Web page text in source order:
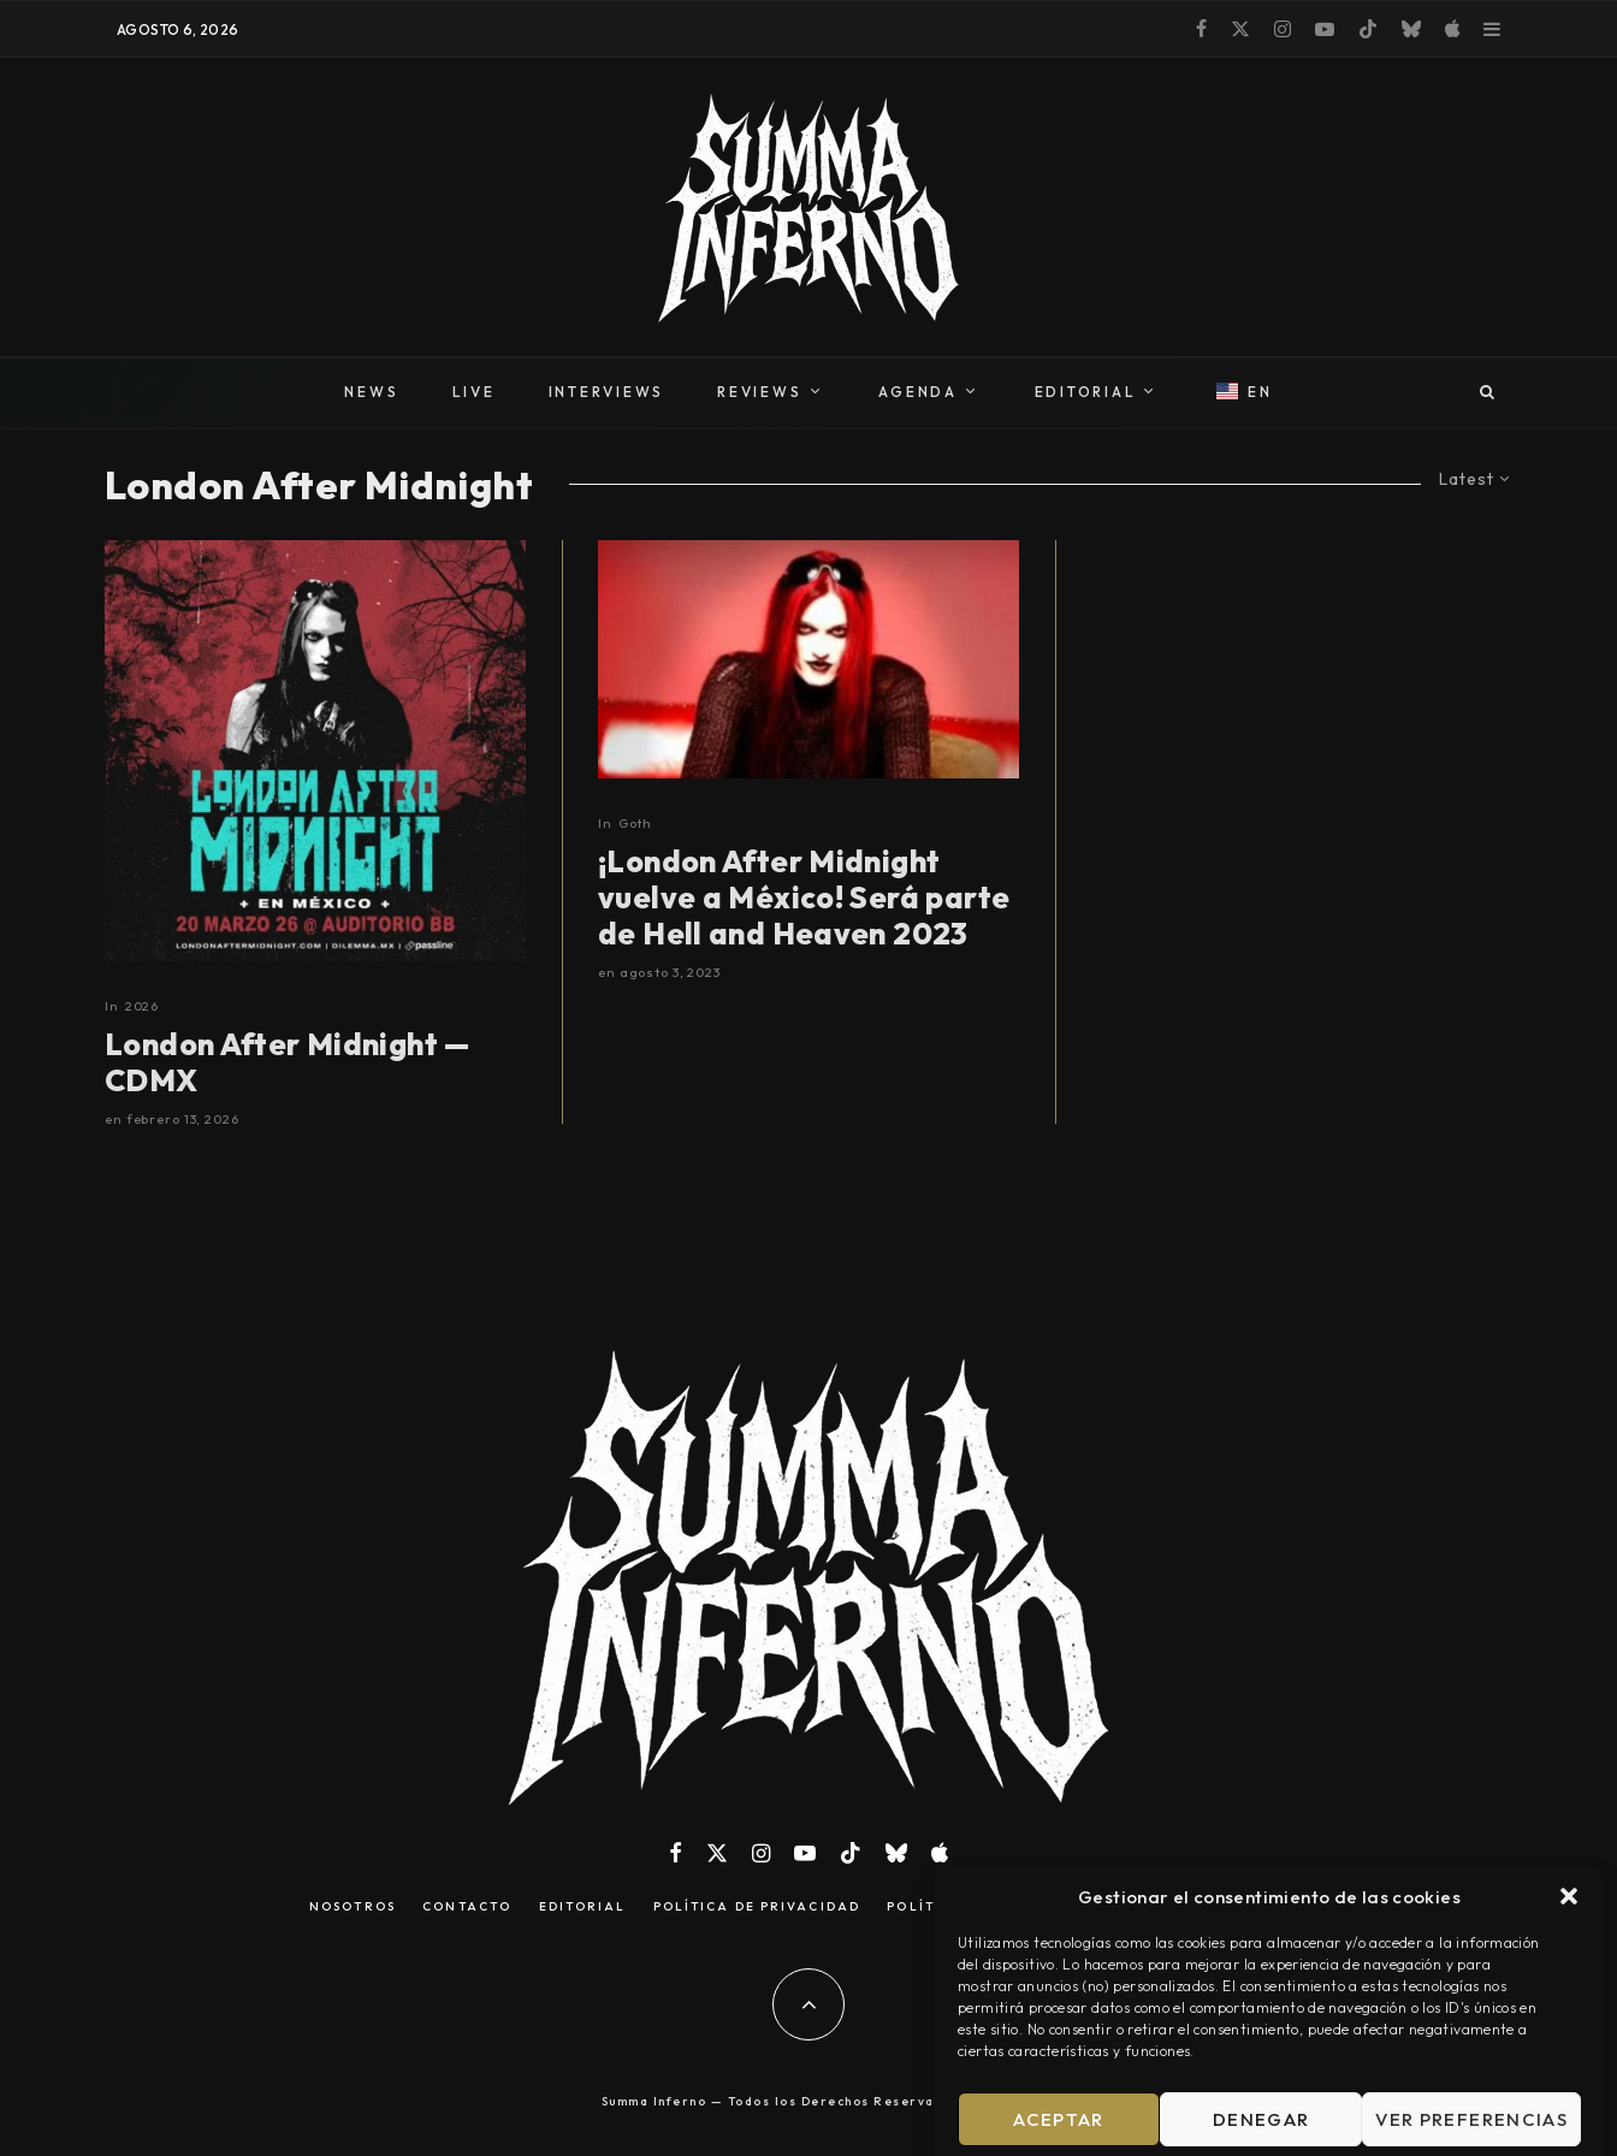
Gestionar el consentimiento de las cookies
Utilizamos tecnologías como las cookies para almacenar y/o acceder a la información
del dispositivo. Lo hacemos para mejorar la experiencia de navegación y para
mostrar anuncios (no) personalizados. El consentimiento a estas tecnologías nos
permitirá procesar datos como el comportamiento de navegación o los ID's únicos en
este sitio. No consentir o retirar el consentimiento, puede afectar negativamente a
ciertas características y funciones.
ACEPTAR DENEGAR VER PREFERENCIAS
AGOSTO 6, 2026
NEWS LIVE INTERVIEWS REVIEWS AGENDA EDITORIAL EN
Latest
London After Midnight
In 2026
London After Midnight —
CDMX
en febrero 13, 2026
In Goth
¡London After Midnight
vuelve a México! Será parte
de Hell and Heaven 2023
en agosto 3, 2023
NOSOTROS CONTACTO EDITORIAL POLÍTICA DE PRIVACIDAD POLÍTICA DE COOKIES TÉRMINOS Y CONDICIONES
Summa Inferno — Todos los Derechos Reservados © 2026